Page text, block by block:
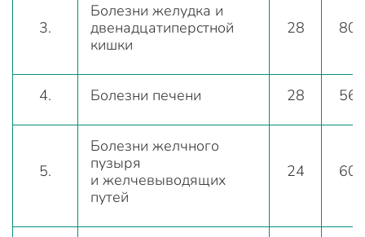
3.
Болезни желудка и
двенадцатиперстной
кишки
28 80
4. Болезни печени 28 56
5.
Болезни желчного
пузыря
и желчевыводящих
путей
24 60